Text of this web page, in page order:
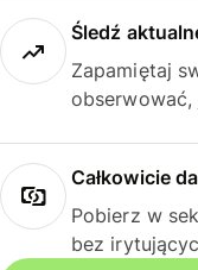
Śledź
Zapamiętaj
obserwować,
Całkowicie
Pobierz w
bez